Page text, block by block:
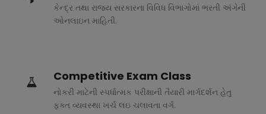
કેન્દ્ર તથા રાજ્ય સરકારના વિવિધ વિભાગોમાં ભરતી અંગેની
ઓનલાઇન માહિતી.
Competitive Exam Class
નોકરી માટેની સ્પર્ધાત્મક પરીક્ષાની તૈયારી માર્ગદર્શન હેતુ
ફક્ત વ્યવસ્થા ખર્ચ લઇ ચલાવતા વર્ગ.